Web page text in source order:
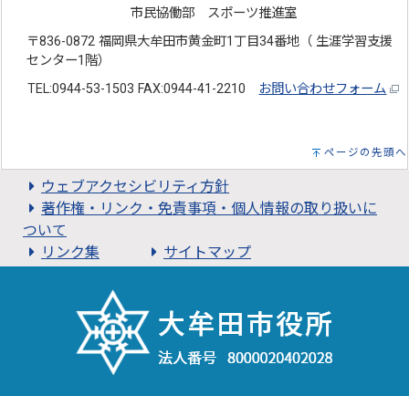
市民協働部 スポーツ推進室
〒836-0872 福岡県大牟田市黄金町1丁目34番地（ 生涯学習支援
センター1階）
TEL:0944-53-1503 FAX:0944-41-2210
お問い合わせフォーム
ページの先頭へ
ウェブアクセシビリティ方針
著作権・リンク・免責事項・個人情報の取り扱いに
ついて
リンク集
サイトマップ